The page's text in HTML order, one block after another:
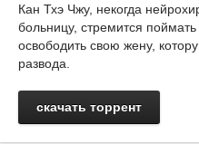
Кан Тхэ Чжу, некогда
больницу, стремится
освободить свою жену,
развода.
скачать торрент